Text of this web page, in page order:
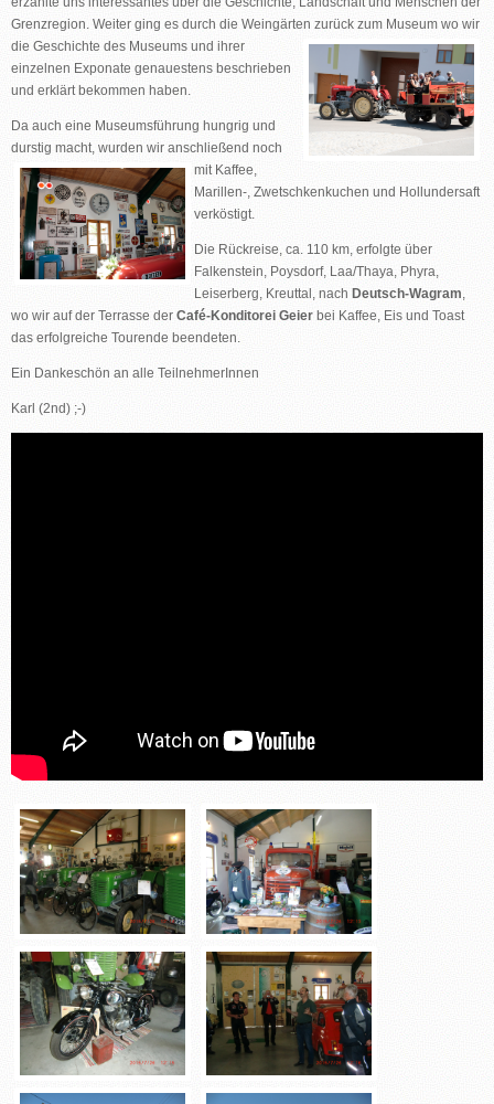
Grenzregion. Weiter ging es durch die Weingärten zurück zum Museum wo wir
die Geschichte des Museums und ihrer
einzelnen Exponate genauestens beschrieben
und erklärt bekommen haben.
Da auch eine Museumsführung hungrig und
durstig macht, wurden wir anschließend noch
mit Kaffee,
Marillen-, Zwetschkenkuchen und Hollundersaft
verköstigt.
Die Rückreise, ca. 110 km, erfolgte über
Falkenstein, Poysdorf, Laa/Thaya, Phyra,
Leiserberg, Kreuttal, nach Deutsch-Wagram,
wo wir auf der Terrasse der Café-Konditorei Geier bei Kaffee, Eis und Toast
das erfolgreiche Tourende beendeten.
Ein Dankeschön an alle TeilnehmerInnen
Karl (2nd) ;-)